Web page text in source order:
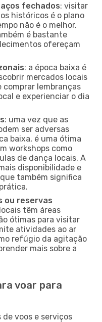
fechados: visitar
históricos é o plano
não é o melhor.
é bastante
ofereçam
: a época baixa é
mercados locais
comprar lembranças
e experienciar o dia
: uma vez que as
ser adversas
baixa, é uma ótima
workshops como
de dança locais. A
disponibilidade e
também significa
ou reservas
têm áreas
ótimas para visitar
atividades ao ar
refúgio da agitação
mais sobre a
voar para
de voos e serviços